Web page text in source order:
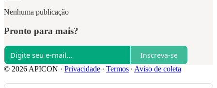
Nenhuma publicação
Pronto para mais?
Inscreva-se
© 2026 APICON · Privacidade ∙ Termos ∙ Aviso de coleta